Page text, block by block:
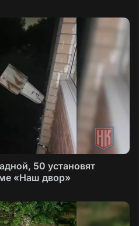
50 установят
«Наш двор»